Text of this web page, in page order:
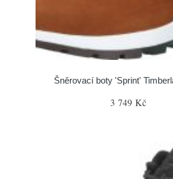
Šněrovací boty 'Sprint'
3 749 Kč